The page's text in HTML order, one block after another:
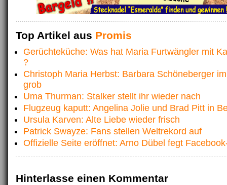
Top Artikel aus Promis
Gerüchteküche: Was hat Maria Furtwängler mit
?
Christoph Maria Herbst: Barbara Schöneberger
grob
Uma Thurman: Stalker stellt ihr wieder nach
Flugzeug kaputt: Angelina Jolie und Brad Pitt in
Ursula Karven: Alte Liebe wieder frisch
Patrick Swayze: Fans stellen Weltrekord auf
Offizielle Seite eröffnet: Arno Dübel fegt
Hinterlasse einen Kommentar